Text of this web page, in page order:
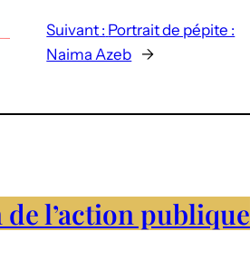
Suivant : Portrait de pépite :
Naima Azeb →
l’action publique